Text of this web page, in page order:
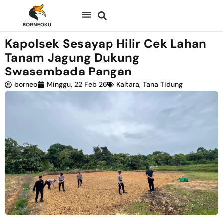
Kapolsek Sesayap Hilir Cek Lahan
Tanam Jagung Dukung
Swasembada Pangan
borneo Minggu, 22 Feb 26 Kaltara, Tana Tidung